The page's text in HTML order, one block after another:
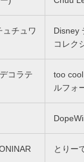
チュワ
Disney
コレク
コラテ
too
ルフォ
とりー